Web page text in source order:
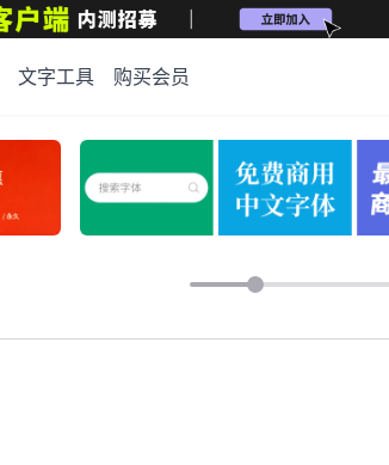
文字工具 购买会员